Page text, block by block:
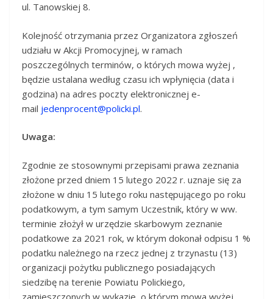
ul. Tanowskiej 8.
Kolejność otrzymania przez Organizatora zgłoszeń
udziału w Akcji Promocyjnej, w ramach
poszczególnych terminów, o których mowa wyżej ,
będzie ustalana według czasu ich wpłynięcia (data i
godzina) na adres poczty elektronicznej e-
mail jedenprocent@policki.pl.
Uwaga:
Zgodnie ze stosownymi przepisami prawa zeznania
złożone przed dniem 15 lutego 2022 r. uznaje się za
złożone w dniu 15 lutego roku następującego po roku
podatkowym, a tym samym Uczestnik, który w ww.
terminie złożył w urzędzie skarbowym zeznanie
podatkowe za 2021 rok, w którym dokonał odpisu 1 %
podatku należnego na rzecz jednej z trzynastu (13)
organizacji pożytku publicznego posiadających
siedzibę na terenie Powiatu Polickiego,
zamieszczonych w wykazie, o którym mowa wyżej,